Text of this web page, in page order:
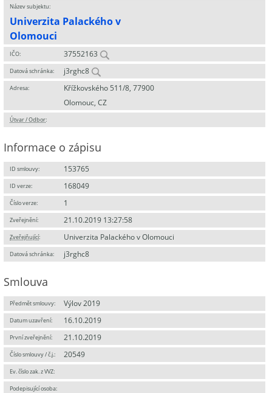
Název subjektu:
Univerzita Palackého v
Olomouci
IČO: 37552163
Datová schránka: j3rghc8
Adresa:
Křížkovského 511/8, 77900
Olomouc, CZ
Útvar / Odbor:
Informace o zápisu
ID smlouvy: 153765
ID verze: 168049
Číslo verze: 1
Zveřejnění: 21.10.2019 13:27:58
Zveřejňující: Univerzita Palackého v Olomouci
Datová schránka: j3rghc8
Smlouva
Předmět smlouvy: Výlov 2019
Datum uzavření: 16.10.2019
První zveřejnění: 21.10.2019
Číslo smlouvy / č.j.: 20549
Ev. číslo zak. z VVZ:
Podepisující osoba: